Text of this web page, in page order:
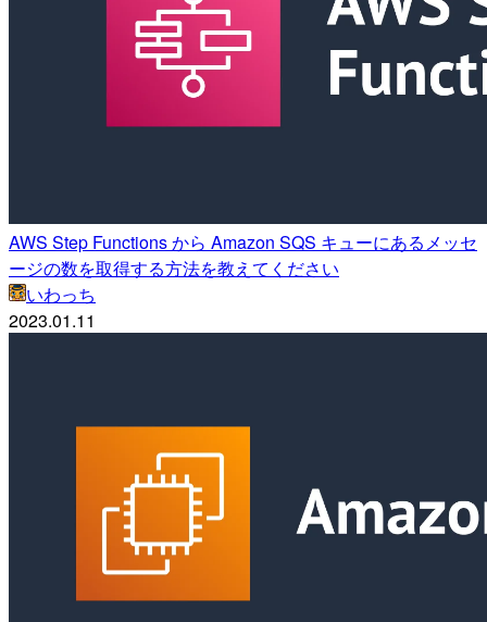
AWS Step Functions から Amazon SQS キューにあるメッセ
ージの数を取得する方法を教えてください
いわっち
2023.01.11